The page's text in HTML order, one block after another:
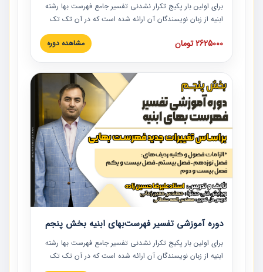
برای اولین بار پکیج تکرار نشدنی تفسیر جامع فهرست بها رشته
ابنیه از زبان نویسندگان آن ارائه شده است که در آن تک تک
ردیف ها و مطالب فهرست بها تفسیر و ارائه شده است. این
دوره به صورت کامل تصویری بوده و به همراه تصاویر عملیات
دوره با کلام مهندس علیرضاحسین‌زاده مدیر پروژه مهندسی
مشاور در امر بازنگری فهرست بها رشته ابنیه ارائه شده و به تمام
همکارانی که در حوزه صنعت ساخت در حال فعالیت هستند حتما
توصیه می کنیم از مطالب این دوره استفاده نمایند.
2625000 تومان مشاهده دوره
دوره آموزشی تفسیر فهرست‌بهای ابنیه بخش پنجم
برای اولین بار پکیج تکرار نشدنی تفسیر جامع فهرست بها رشته
ابنیه از زبان نویسندگان آن ارائه شده است که در آن تک تک
ردیف ها و مطالب فهرست بها تفسیر و ارائه شده است. این